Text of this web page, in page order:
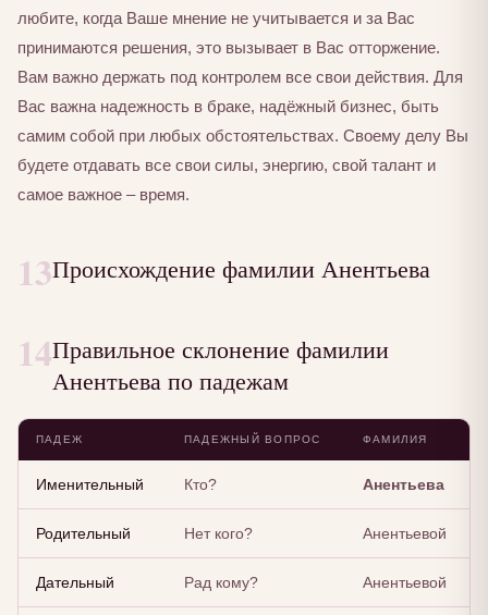
любите, когда Ваше мнение не учитывается и за Вас
принимаются решения, это вызывает в Вас отторжение.
Вам важно держать под контролем все свои действия. Для
Вас важна надежность в браке, надёжный бизнес, быть
самим собой при любых обстоятельствах. Своему делу Вы
будете отдавать все свои силы, энергию, свой талант и
самое важное – время.
13Происхождение фамилии Анентьева
14Правильное склонение фамилии
Анентьева по падежам
ПАДЕЖ ПАДЕЖНЫЙ ВОПРОС ФАМИЛИЯ
Именительный Кто? Анентьева
Родительный Нет кого? Анентьевой
Дательный Рад кому? Анентьевой